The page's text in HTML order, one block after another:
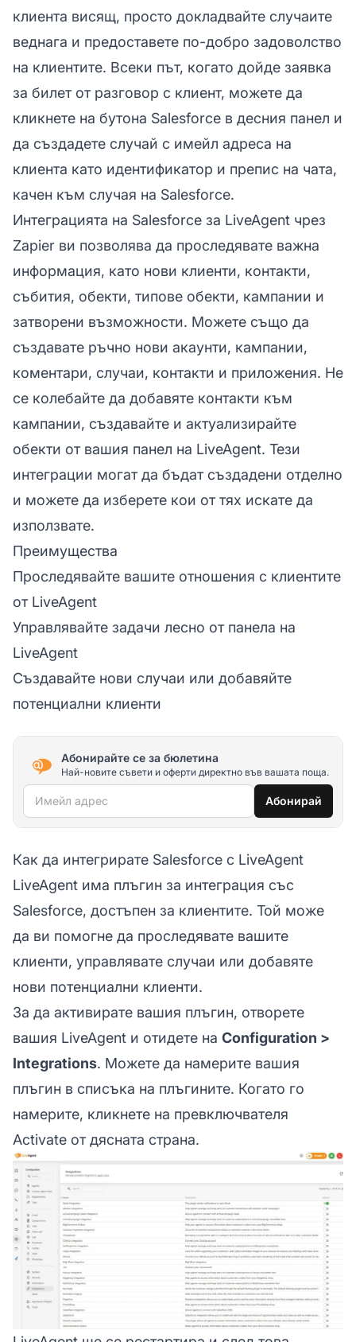
клиента висящ, просто докладвайте случаите
веднага и предоставете по-добро задоволство
на клиентите. Всеки път, когато дойде заявка
за билет от разговор с клиент, можете да
кликнете на бутона Salesforce в десния панел и
да създадете случай с имейл адреса на
клиента като идентификатор и препис на чата,
качен към случая на Salesforce.
Интеграцията на Salesforce за LiveAgent чрез
Zapier ви позволява да проследявате важна
информация, като нови клиенти, контакти,
събития, обекти, типове обекти, кампании и
затворени възможности. Можете също да
създавате ръчно нови акаунти, кампании,
коментари, случаи, контакти и приложения. Не
се колебайте да добавяте контакти към
кампании, създавайте и актуализирайте
обекти от вашия панел на LiveAgent. Тези
интеграции могат да бъдат създадени отделно
и можете да изберете кои от тях искате да
използвате.
Преимущества
Проследявайте вашите отношения с клиентите
от LiveAgent
Управлявайте задачи лесно от панела на
LiveAgent
Създавайте нови случаи или добавяйте
потенциални клиенти
Абонирайте се за бюлетина
Най-новите съвети и оферти директно във вашата поща.
Имейл адрес Абонирай
Как да интегрирате Salesforce с LiveAgent
LiveAgent има плъгин за интеграция със
Salesforce, достъпен за клиентите. Той може
да ви помогне да проследявате вашите
клиенти, управлявате случаи или добавяте
нови потенциални клиенти.
За да активирате вашия плъгин, отворете
вашия LiveAgent и отидете на Configuration >
Integrations. Можете да намерите вашия
плъгин в списъка на плъгините. Когато го
намерите, кликнете на превключвателя
Activate от дясната страна.